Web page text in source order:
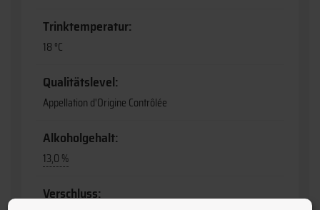
Trinktemperatur:
18 °C
Qualitätslevel:
Appellation d'Origine Contrôlée
Alkoholgehalt:
13,0 %
Verschluss: